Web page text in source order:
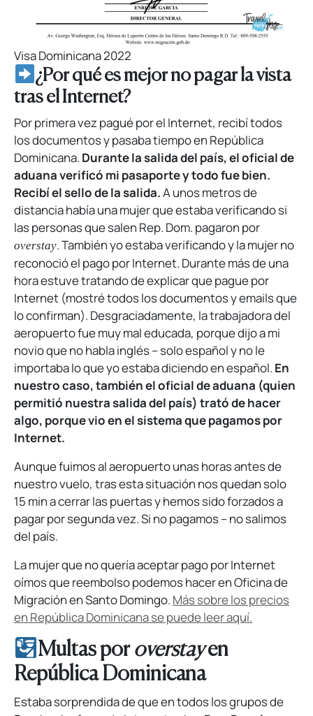
Visa Dominicana 2022
¿Por qué es mejor no pagar la vista
tras el Internet?
Por primera vez pagué por el Internet, recibí todos
los documentos y pasaba tiempo en República
Dominicana. Durante la salida del país, el oficial de
aduana verificó mi pasaporte y todo fue bien.
Recibí el sello de la salida.A unos metros de
distancia había una mujer que estaba verificando si
las personas que salen Rep. Dom. pagaron por
overstay. También yo estaba verificando y la mujer no
reconoció el pago por Internet. Durante más de una
hora estuve tratando de explicar que pague por
Internet (mostré todos los documentos y emails que
lo confirman). Desgraciadamente, la trabajadora del
aeropuerto fue muy mal educada, porque dijo a mi
novio que no habla inglés – solo español y no le
importaba lo que yo estaba diciendo en español. En
nuestro caso, también el oficial de aduana (quien
permitió nuestra salida del país) trató de hacer
algo, porque vio en el sistema que pagamos por
Internet.
Aunque fuimos al aeropuerto unas horas antes de
nuestro vuelo, tras esta situación nos quedan solo
15 min a cerrar las puertas y hemos sido forzados a
pagar por segunda vez. Si no pagamos – no salimos
del país.
La mujer que no quería aceptar pago por Internet
oímos que reembolso podemos hacer en Oficina de
Migración en Santo Domingo. Más sobre los precios
en República Dominicana se puede leer aquí.
Multas por overstayen
República Dominicana
Estaba sorprendida de que en todos los grupos de